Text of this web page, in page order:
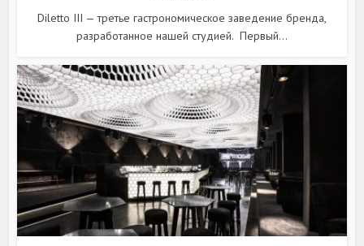
Diletto III — третье гастрономическое заведение бренда,
разработанное нашей студией. Первый...